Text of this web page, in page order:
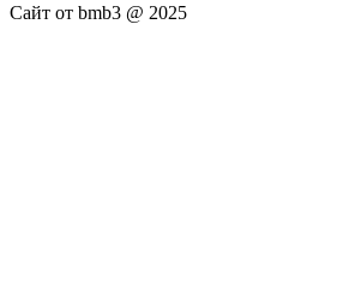
Сайт от bmb3 @ 2025